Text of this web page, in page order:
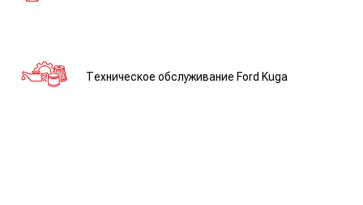
Техническое обслуживание Ford Kuga